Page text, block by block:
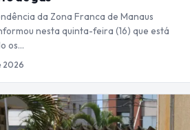
da Zona Franca de Manaus
nesta quinta-feira (16) que está
os…
2026